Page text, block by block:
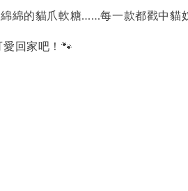
綿的貓爪軟糖……每一款都戳中貓
回家吧！🐾